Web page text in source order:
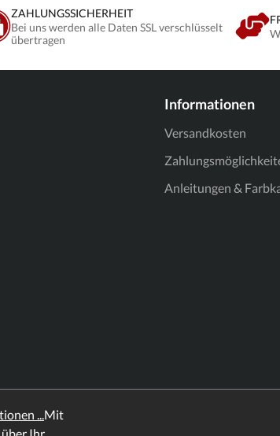
ZAHLUNGSSICHERHEIT
Bei uns werden alle Daten SSL verschlüsselt
übertragen
Informationen
Versandkosten
Anleitungen &
...Mit